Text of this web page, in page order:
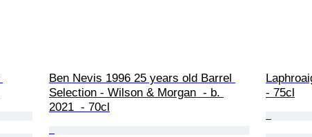
Ben Nevis 1996 25 years old Barrel
Selection - Wilson & Morgan  - b.
2021  - 70cl
- 75cl